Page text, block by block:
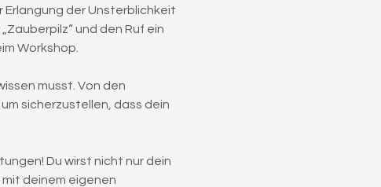
der Unsterblichkeit
und den Ruf ein
Workshop.
musst. Von den
sicherzustellen, dass dein
Du wirst nicht nur dein
deinem eigenen